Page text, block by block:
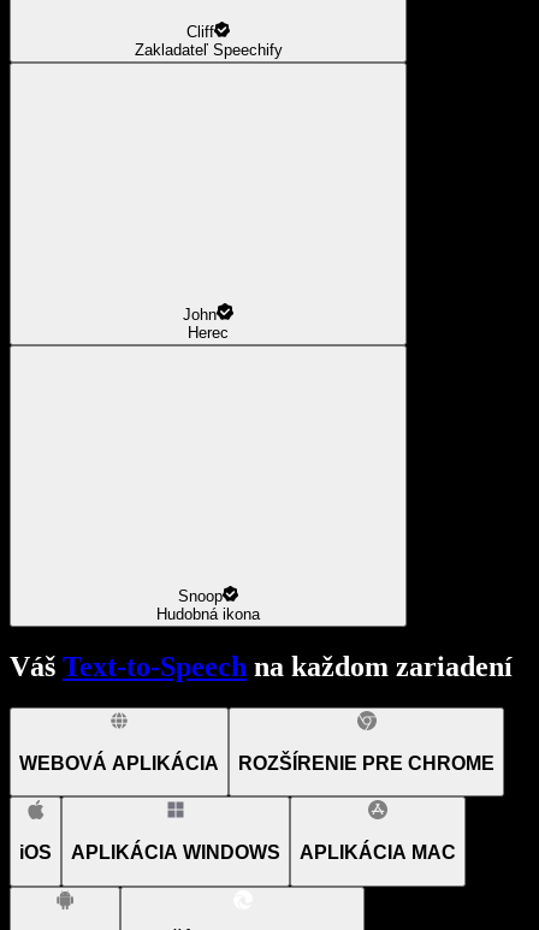
Cliff
Zakladateľ Speechify
John
Herec
Snoop
Hudobná ikona
Váš Text-to-Speech na každom zariadení
WEBOVÁ APLIKÁCIA ROZŠÍRENIE PRE CHROME
iOS APLIKÁCIA WINDOWS APLIKÁCIA MAC